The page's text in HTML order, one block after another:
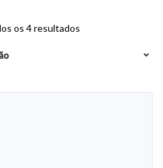
os 4 resultados